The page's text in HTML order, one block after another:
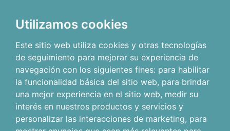
Utilizamos cookies
Este sitio web utiliza cookies y otras tecnologías
de seguimiento para mejorar su experiencia de
navegación con los siguientes fines: para habilitar
la funcionalidad básica del sitio web, para brindar
una mejor experiencia en el sitio web, medir su
interés en nuestros productos y servicios y
personalizar las interacciones de marketing, para